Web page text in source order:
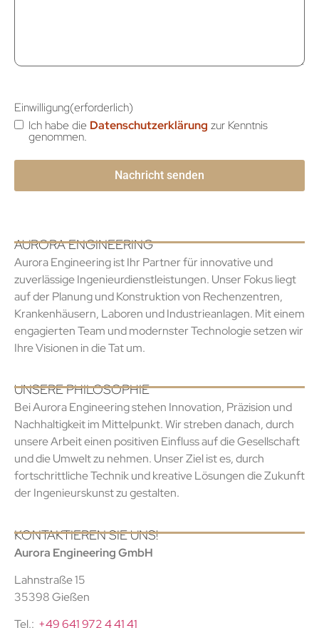
Einwilligung(erforderlich)
Ich habe die Datenschutzerklärung zur Kenntnis
genommen.
AURORA ENGINEERING
Aurora Engineering ist Ihr Partner für innovative und
zuverlässige Ingenieurdienstleistungen. Unser Fokus liegt
auf der Planung und Konstruktion von Rechenzentren,
Krankenhäusern, Laboren und Industrieanlagen. Mit einem
engagierten Team und modernster Technologie setzen wir
Ihre Visionen in die Tat um.
UNSERE PHILOSOPHIE
Bei Aurora Engineering stehen Innovation, Präzision und
Nachhaltigkeit im Mittelpunkt. Wir streben danach, durch
unsere Arbeit einen positiven Einfluss auf die Gesellschaft
und die Umwelt zu nehmen. Unser Ziel ist es, durch
fortschrittliche Technik und kreative Lösungen die Zukunft
der Ingenieurskunst zu gestalten.
KONTAKTIEREN SIE UNS!
Aurora Engineering GmbH
Lahnstraße 15
35398 Gießen
Tel.: +49 641 972 4 41 41